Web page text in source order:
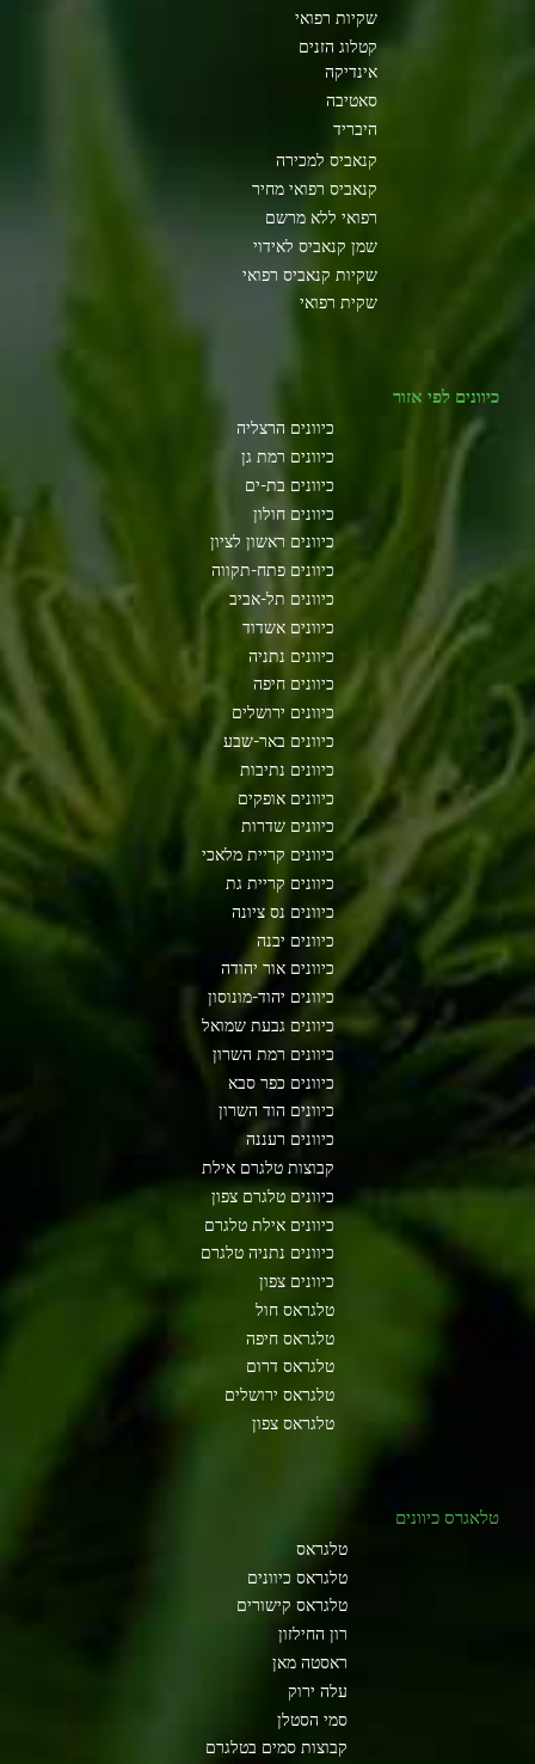
שקיות רפואי
קטלוג הזנים
אינדיקה
סאטיבה
היבריד
קנאביס למכירה
קנאביס רפואי מחיר
רפואי ללא מרשם
שמן קנאביס לאידוי
שקיות קנאביס רפואי
שקית רפואי
כיוונים לפי אזור
כיוונים הרצליה
כיוונים רמת גן
כיוונים בת-ים
כיוונים חולון
כיוונים ראשון לציון
כיוונים פתח-תקווה
כיוונים תל-אביב
כיוונים אשדוד
כיוונים נתניה
כיוונים חיפה
כיוונים ירושלים
כיוונים באר-שבע
כיוונים נתיבות
כיוונים אופקים
כיוונים שדרות
כיוונים קריית מלאכי
כיוונים קריית גת
כיוונים נס ציונה
כיוונים יבנה
כיוונים אור יהודה
כיוונים יהוד-מונוסון
כיוונים גבעת שמואל
כיוונים רמת השרון
כיוונים כפר סבא
כיוונים הוד השרון
כיוונים רעננה
קבוצות טלגרם אילת
כיוונים טלגרם צפון
כיוונים אילת טלגרם
כיוונים נתניה טלגרם
כיוונים צפון
טלגראס חול
טלגראס חיפה
טלגראס דרום
טלגראס ירושלים
טלגראס צפון
טלאגרס כיוונים
טלגראס
טלגראס כיוונים
טלגראס קישורים
רון החילזון
ראסטה מאן
עלה ירוק
סמי הסטלן
קבוצות סמים בטלגרם